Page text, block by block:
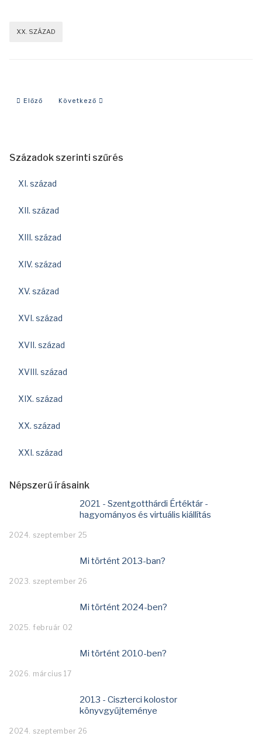
XX. SZÁZAD
Előző cikk: 1908-as év eseményei
Előző Következő cikk: 1898-as év eseményei
Következő
Századok szerinti szűrés
XI. század
XII. század
XIII. század
XIV. század
XV. század
XVI. század
XVII. század
XVIII. század
XIX. század
XX. század
XXI. század
Népszerű írásaink
2021 - Szentgotthárdi Értéktár -
hagyományos és virtuális kiállítás
2024. szeptember 25
Mi történt 2013-ban?
2023. szeptember 26
Mi történt 2024-ben?
2025. február 02
Mi történt 2010-ben?
2026. március 17
2013 - Ciszterci kolostor
könyvgyűjteménye
2024. szeptember 26